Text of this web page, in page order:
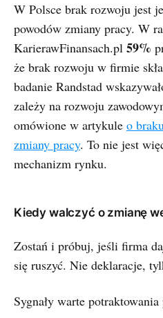
W Polsce brak rozwoju jest
powodów zmiany pracy. W
KarierawFinansach.pl 59%
że brak rozwoju w firmie
badanie Randstad
zależy na rozwoju
omówione w artykule o
zmiany pracy. To nie jest
mechanizm rynku.
Kiedy walczyć o zmianę
Zostań i próbuj, jeśli firma
się ruszyć. Nie deklaracje,
Sygnały warte